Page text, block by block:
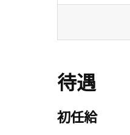
待遇
初任給